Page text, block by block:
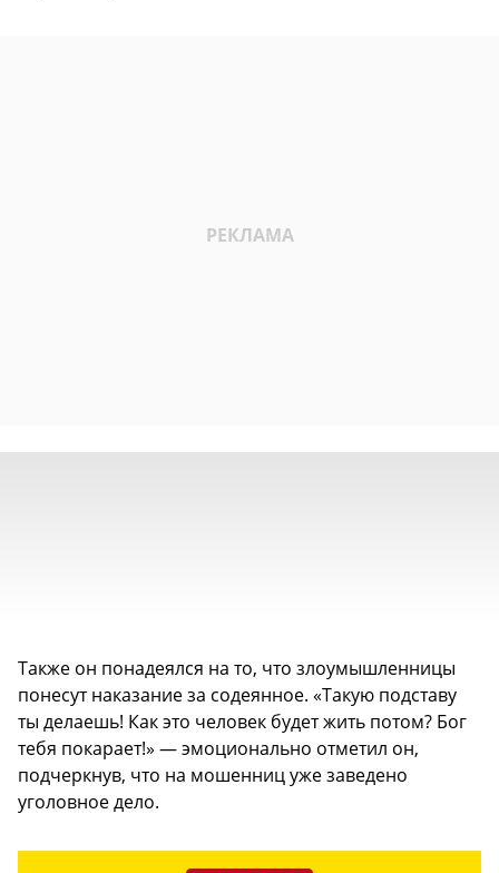
Также он понадеялся на то, что злоумышленницы
понесут наказание за содеянное. «Такую подставу
ты делаешь! Как это человек будет жить потом? Бог
тебя покарает!» — эмоционально отметил он,
подчеркнув, что на мошенниц уже заведено
уголовное дело.